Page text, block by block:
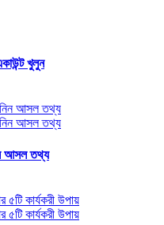
খুলুন
আসল তথ্য